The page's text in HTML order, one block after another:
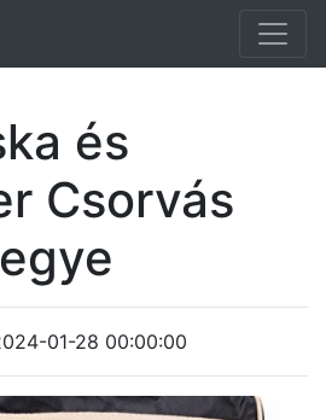
és
Csorvás
01-28 00:00:00